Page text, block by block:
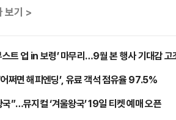
보기 >
스트 업 in 보령’ 마무리…9월 본 행사 기대감 고
쩌면 해피엔딩’, 유료 객석 점유율 97.5%
”…뮤지컬 ‘겨울왕국’ 19일 티켓 예매 오픈